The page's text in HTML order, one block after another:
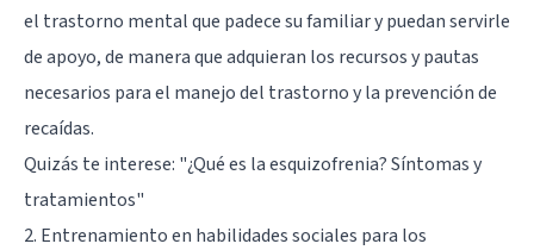
el trastorno mental que padece su familiar y puedan servirle
de apoyo, de manera que adquieran los recursos y pautas
necesarios para el manejo del trastorno y la prevención de
recaídas.
Quizás te interese: "¿Qué es la esquizofrenia? Síntomas y
tratamientos"
2. Entrenamiento en habilidades sociales para los